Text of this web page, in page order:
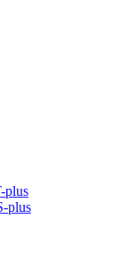
plus
plus